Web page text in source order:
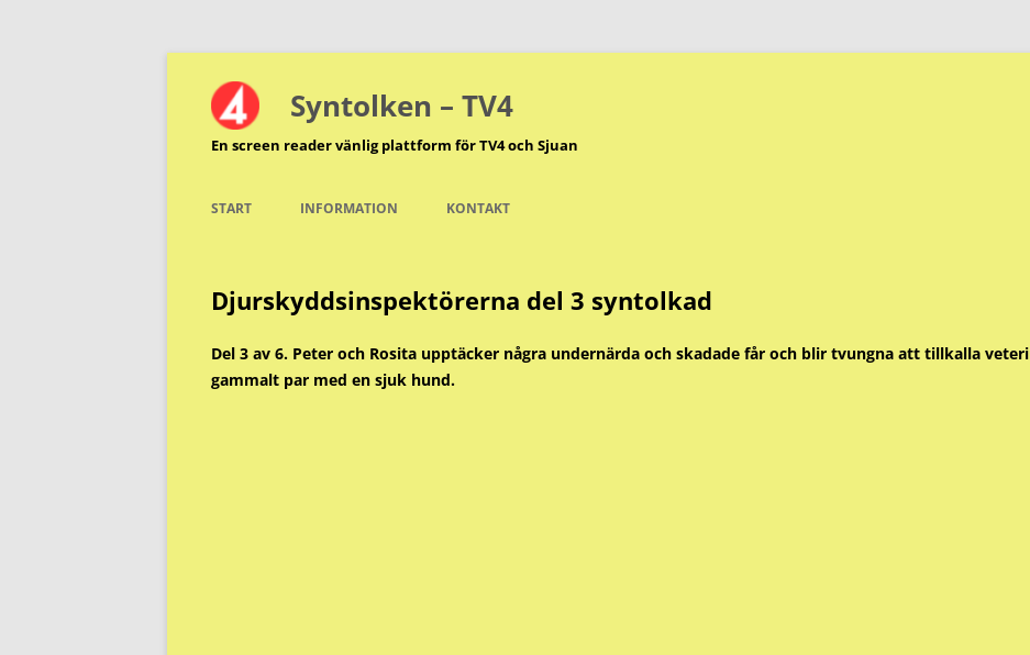
Hoppa
innehåll Syntolken – TV4
En screen reader vänlig plattform för TV4 och Sjuan
START INFORMATION KONTAKT
Djurskyddsinspektörerna del 3 syntolkad
Del 3 av 6. Peter och Rosita upptäcker några undernärda och skadade får och blir tvungna att tillkalla
gammalt par med en sjuk hund.